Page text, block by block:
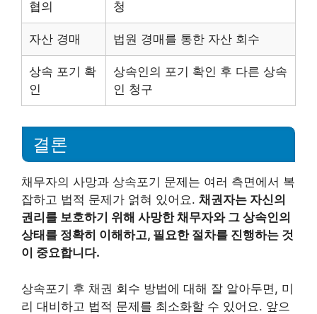
협의
청
자산 경매 법원 경매를 통한 자산 회수
상속 포기 확
인
상속인의 포기 확인 후 다른 상속
인 청구
결론
채무자의 사망과 상속포기 문제는 여러 측면에서 복
잡하고 법적 문제가 얽혀 있어요. 채권자는 자신의
권리를 보호하기 위해 사망한 채무자와 그 상속인의
상태를 정확히 이해하고, 필요한 절차를 진행하는 것
이 중요합니다.
상속포기 후 채권 회수 방법에 대해 잘 알아두면, 미
리 대비하고 법적 문제를 최소화할 수 있어요. 앞으